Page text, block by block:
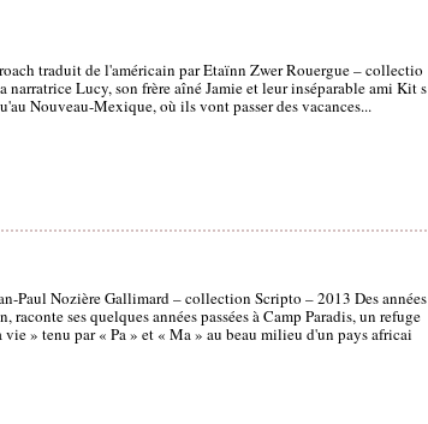
traduit de l'américain par Etaïnn Zwer Rouergue – collectio
Lucy, son frère aîné Jamie et leur inséparable ami Kit s
Nouveau-Mexique, où ils vont passer des vacances...
Paul Nozière Gallimard – collection Scripto – 2013 Des années
raconte ses quelques années passées à Camp Paradis, un refuge
vie » tenu par « Pa » et « Ma » au beau milieu d'un pays africai